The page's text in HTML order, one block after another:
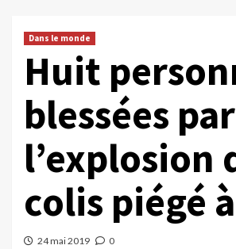
Dans le monde
Huit
blessées par
l’explosion
colis piégé
24 mai 2019 0